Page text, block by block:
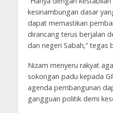
kesinambungan dasar
dapat memastikan
dirancang terus berjalan
dan negeri Sabah,” tegas
Nizam menyeru rakyat
sokongan padu kepada
agenda pembangunan
gangguan politik demi